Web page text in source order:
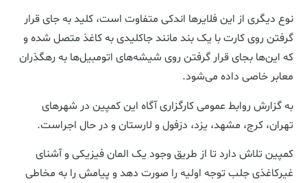
نوع دیگری از این فلایرها اندکی متفاوت است، کلید به جای قرار
گرفتن روی کارت با یک بند مانند جاکلیدی به کاغذ متصل شده و
که این‌ها بجای قرار گرفتن روی شیشه‌های اتومبیل‌ها به رهگذران
معابر خاصی داده می‌شود.
به گزارش روابط عمومی کارگزاری آگاه این کمپین در شهرهای
تهران، کرج، مشهد، یزد، دزفول و لارستان و در حال اجراست.
کمپین تلاش دارد تا از طریق وجود یک المان فیزیکی و آشنای
غیرکاغذی جلب توجه اولیه را صورت دهد و پیامش را به مخاطی